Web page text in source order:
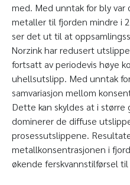
med. Med unntak for bly
metaller til fjorden mindre i
ser det ut til at
Norzink har redusert
fortsatt av periodevis høye
uhellsutslipp. Med unntak
samvariasjon mellom
Dette kan skyldes at i
dominerer de diffuse
prosessutslippene.
metallkonsentrasjonen i
økende ferskvannstilførsel